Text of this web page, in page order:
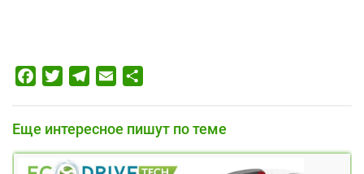
FacebookTwitterTelegram
Email
Еще интересное пишут по теме